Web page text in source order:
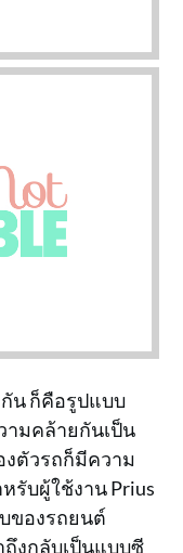
น ก็คือรูปแบบ
ามคล้ายกันเป็น
ตัวรถก็มีความ
รับผู้ใช้งาน Prius
ของรถยนต์
ถึงกลับเป็นแบบซี